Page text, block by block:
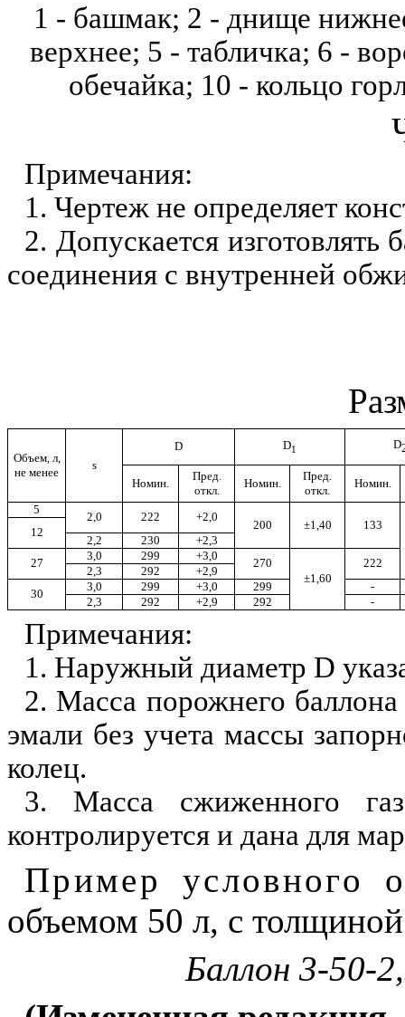
1 - башмак; 2 - днище
верхнее; 5 - табличка; 6 -
обечайка; 10 - кольцо
Примечания:
1. Чертеж не определяет
2. Допускается
соединения с внутренней
Объем, л,
не менее
s
D D1 D
Номин.
Пред.
откл.
Номин.
Пред.
откл.
Номин.
5
2,0 222 +2,0
200 ±1,40 133
12
2,2 230
+2,3
27
3,0 299 +3,0
270
±1,60
222
2,3 292
+2,9
30
3,0 299 +3,0 299
-
2,3
292 +2,9 292 -
Примечания:
1. Наружный диаметр D
2. Масса порожнего
эмали без учета массы
колец.
3. Масса сжиженного
контролируется и дана для
Пример условного
объемом 50 л, с
Баллон 3-50-